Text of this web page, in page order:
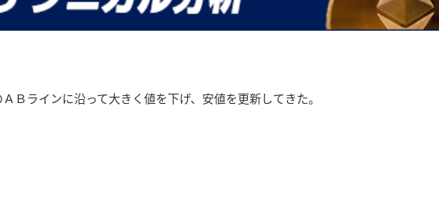
Ｂラインに沿って大きく値を下げ、安値を更新してきた。